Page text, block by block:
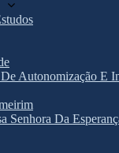
Autonomização E
Senhora Da